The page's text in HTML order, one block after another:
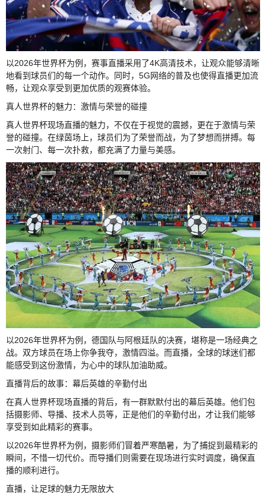
以2026年世界杯为例，赛事直播采用了4K高清技术，让观众能够清晰
地看到球员们的每一个动作。同时，5G网络的普及也使得直播更加流
畅，让观众享受到更加优质的观赛体验。
真人世界杯的魅力：激情与荣誉的碰撞
真人世界杯现场直播的魅力，不仅在于视觉的震撼，更在于激情与荣
誉的碰撞。在绿茵场上，球员们为了荣誉而战，为了梦想而拼搏。每
一次射门、每一次扑救，都充满了力量与美感。
以2026年世界杯为例，德国队与阿根廷队的决赛，堪称是一场经典之
战。双方球员在场上你争我夺，激情四溢。而直播，全球的球迷们都
能感受到这份激情，为心中的球队加油助威。
直播背后的故事：幕后英雄的辛勤付出
在真人世界杯现场直播的背后，有一群默默付出的幕后英雄。他们包
括摄影师、导播、技术人员等，正是他们的辛勤付出，才让我们能够
享受到如此精彩的赛事。
以2026年世界杯为例，摄影师们冒着严寒酷暑，为了捕捉到最精彩的
瞬间，不惜一切代价。而导播们则需要在现场进行实时调度，确保直
播的顺利进行。
直播，让足球的魅力无限放大